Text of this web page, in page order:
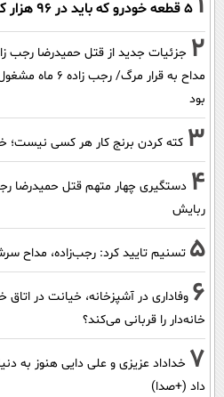
۵ قطعه خودرو که باید در ۹۶ هزار کیلومتر عوض کنید
2 جزئیات جدید از قتل حمیدرضا رجب
مداح به قرار
بود
3 کته کردن برنج کار هر کسی نیست؛
4 دستگیری چهار متهم قتل حمیدرضا
ربایش
5 تسنیم تایید کرد: رجب‌زاده، مداح
6 وفاداری در آشپزخانه، خیانت در
خانه‌دار را قربانی می‌کند؟
7 خداداد عزیزی و علی دایی هنوز به
داد (+صدا)